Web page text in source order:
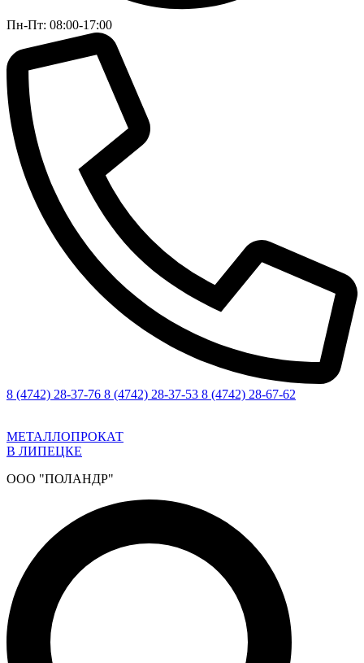
Пн-Пт: 08:00-17:00
8 (4742) 28-37-76 8 (4742) 28-37-53 8 (4742) 28-67-62
МЕТАЛЛОПРОКАТ
В ЛИПЕЦКЕ
ООО "ПОЛАНДР"